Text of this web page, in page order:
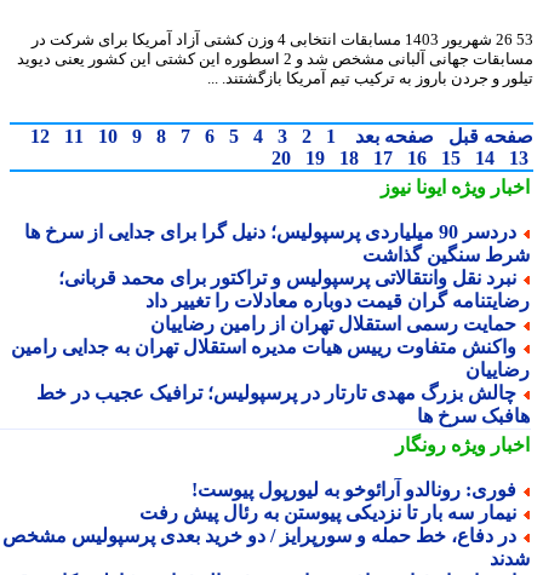
53 26 شهریور 1403 مسابقات انتخابی 4 وزن کشتی آزاد آمریکا برای شرکت در
مسابقات جهانی آلبانی مشخص شد و 2 اسطوره این کشتی این کشور یعنی دیوید
و جردن باروز به ترکیب تیم آمریکا بازگشتند. ...
قبل صفحه بعد 1
2
3
4
5
6
7
8
9
10
11
12
14
15
16
17
18
19
20
ویژهایونا نیوز
دردسر 90 میلیاردی پرسپولیس؛ دنیل گرا برای جدایی از سرخ ها
سنگین گذاشت
نقل وانتقالاتی پرسپولیس و تراکتور برای محمد قربانی؛
گران قیمت دوباره معادلات را تغییر داد
رسمی استقلال تهران از رامین رضاییان
متفاوت رییس هیات مدیره استقلال تهران به جدایی رامین
بزرگ مهدی تارتار در پرسپولیس؛ ترافیک عجیب در خط
سرخ ها
ویژهرونگار
رونالدو آرائوخو به لیورپول پیوست!
سه بار تا نزدیکی پیوستن به رئال پیش رفت
دفاع، خط حمله و سورپرایز / دو خرید بعدی پرسپولیس مشخص